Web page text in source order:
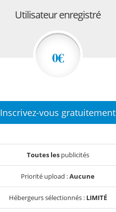
Utilisateur enregistré
0€
Inscrivez-vous gratuitement
Toutes lespublicités
Priorité upload :Aucune
Hébergeurs sélectionnés : LIMITÉ